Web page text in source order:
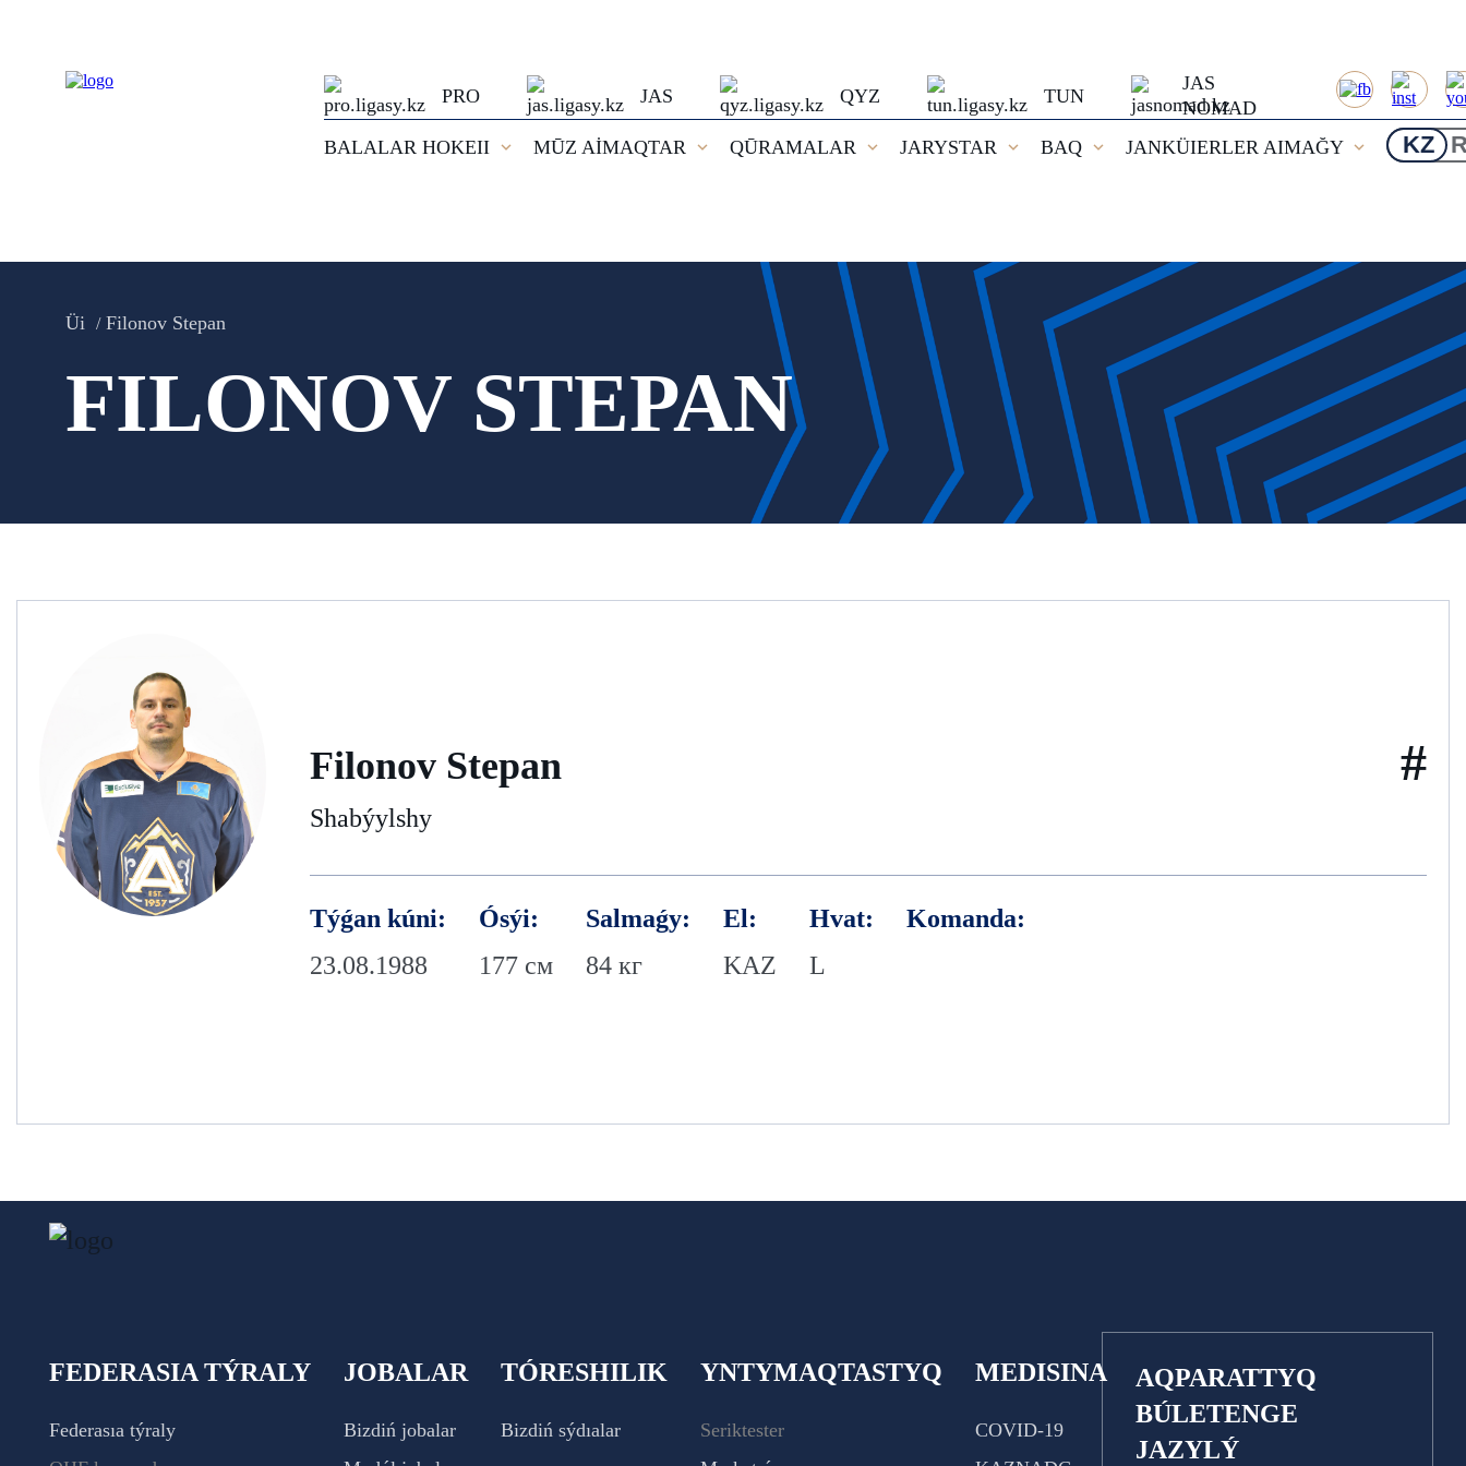
PRO JAS QYZ TUN
JAS
NOMAD
BALALAR HOKEII
MŪZ AİMAQTAR QŪRAMALAR JARYSTAR BAQ JANKÜIERLER AIMAĞY KZ
Üi Filonov Stepan
FILONOV STEPAN
Filonov Stepan
Shabýylshy
#
Týǵan kúni:
23.08.1988
Ósýi:
177 см
Salmaǵy:
84 кг
El:
KAZ
Hvat:
L
Komanda:
FEDERASIA TÝRALY
Federasıa týraly
JOBALAR
Bizdiń jobalar
TÓRESHILIK
Bizdiń sýdıalar
YNTYMAQTASTYQ
Seriktester
MEDISINA
COVID-19
AQPARATTYQ
BÚLETENGE
JAZYLÝ